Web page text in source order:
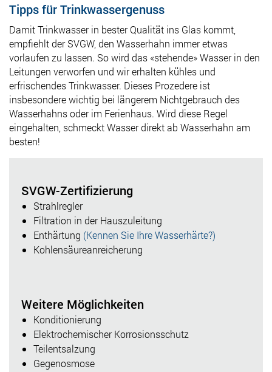
Tipps für Trinkwassergenuss
Damit Trinkwasser in bester Qualität ins Glas kommt,
empfiehlt der SVGW, den Wasserhahn immer etwas
vorlaufen zu lassen. So wird das «stehende» Wasser in den
Leitungen verworfen und wir erhalten kühles und
erfrischendes Trinkwasser. Dieses Prozedere ist
insbesondere wichtig bei längerem Nichtgebrauch des
Wasserhahns oder im Ferienhaus. Wird diese Regel
eingehalten, schmeckt Wasser direkt ab Wasserhahn am
besten!
SVGW-Zertifizierung
Strahlregler
Filtration in der Hauszuleitung
Enthärtung (Kennen Sie Ihre Wasserhärte?)
Kohlensäureanreicherung
Weitere Möglichkeiten
Konditionierung
Elektrochemischer Korrosionsschutz
Teilentsalzung
Gegenosmose